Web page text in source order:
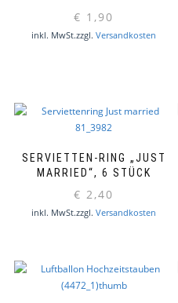
€ 1,90
inkl. MwSt.zzgl. Versandkosten
SERVIETTEN-RING „JUST
MARRIED“, 6 STÜCK
€ 2,40
inkl. MwSt.zzgl. Versandkosten